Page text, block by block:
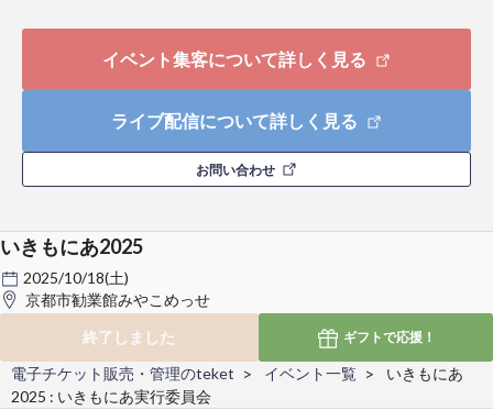
イベント集客について詳しく見る
ライブ配信について詳しく見る
お問い合わせ
いきもにあ2025
2025/10/18(土)
京都市勧業館みやこめっせ
終了しました
ギフトで応援！
電子チケット販売・管理のteket イベント一覧
いきもにあ
2025 : いきもにあ実行委員会